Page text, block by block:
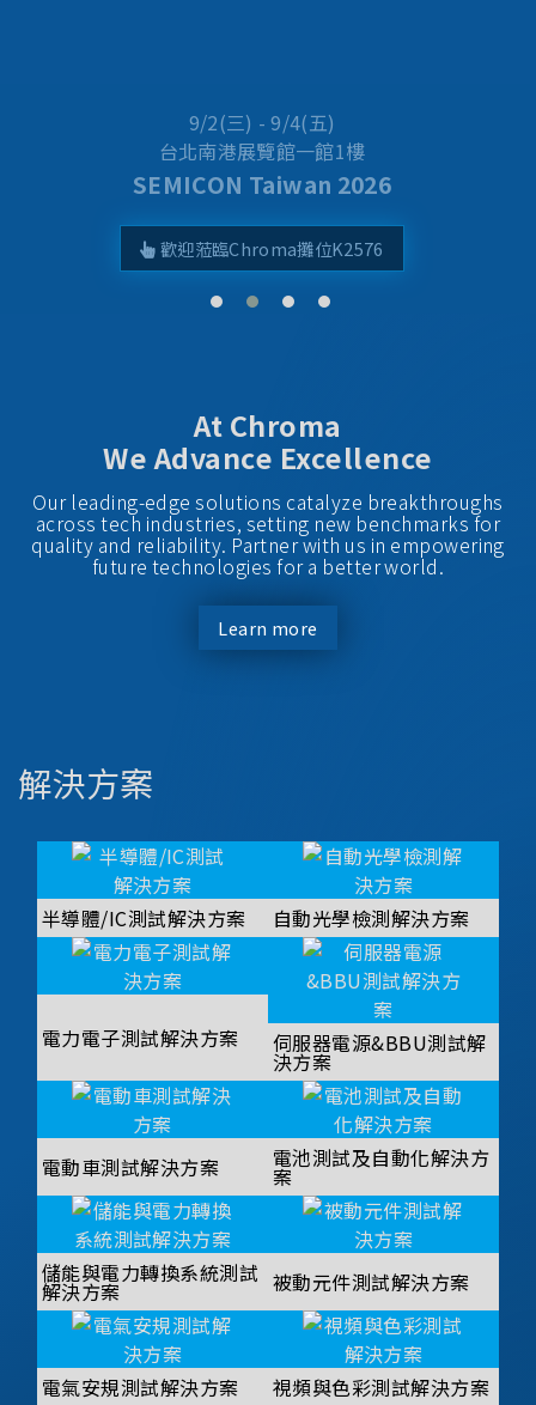
Best Taiwan Global Brands 2025
Chroma ATE Ranked No. 24
At Chroma
We Advance Excellence
Our leading-edge solutions catalyze breakthroughs
across tech industries, setting new benchmarks for
quality and reliability. Partner with us in empowering
future technologies for a better world.
Learn more
解決方案
半導體/IC測試解決方案 自動光學檢測解決方案
電力電子測試解決方案 伺服器電源&BBU測試解
決方案
電動車測試解決方案 電池測試及自動化解決方
案
儲能與電力轉換系統測試
解決方案 被動元件測試解決方案
電氣安規測試解決方案 視頻與色彩測試解決方案